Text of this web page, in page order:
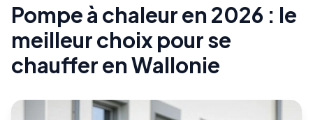
Pompe à chaleur en 2026 : le
meilleur choix pour se
chauffer en Wallonie